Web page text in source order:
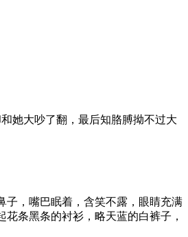
她大吵了翻，最后知胳膊拗不过大
子，嘴巴眠着，含笑不露，眼睛充满
条黑条的衬衫，略天蓝的白裤子，